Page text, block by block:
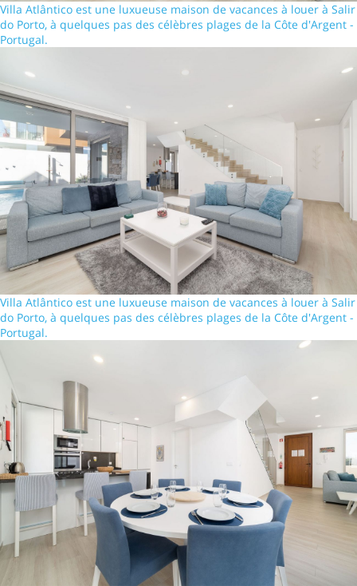
Villa Atlântico est une luxueuse maison de vacances à louer à Salir
do Porto, à quelques pas des célèbres plages de la Côte d'Argent -
Portugal.
Villa Atlântico est une luxueuse maison de vacances à louer à Salir
do Porto, à quelques pas des célèbres plages de la Côte d'Argent -
Portugal.